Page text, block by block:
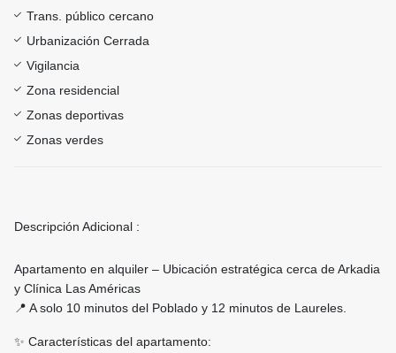
Trans. público cercano
Urbanización Cerrada
Vigilancia
Zona residencial
Zonas deportivas
Zonas verdes
Descripción Adicional :
Apartamento en alquiler – Ubicación estratégica cerca de Arkadia
y Clínica Las Américas
📍 A solo 10 minutos del Poblado y 12 minutos de Laureles.
✨ Características del apartamento: